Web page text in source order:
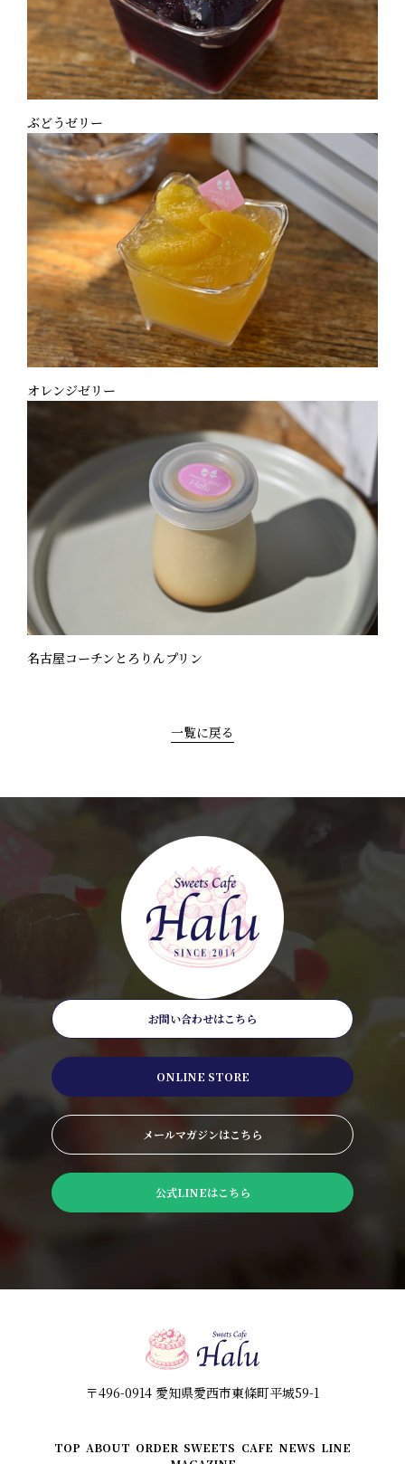
ぶどうゼリー
オレンジゼリー
名古屋コーチンとろりんプリン
一覧に戻る
お問い合わせはこちら
ONLINE STORE
メールマガジンはこちら
公式LINEはこちら
〒496-0914 愛知県愛西市東條町平城59-1
TOP ABOUT ORDER SWEETS CAFE NEWS LINE